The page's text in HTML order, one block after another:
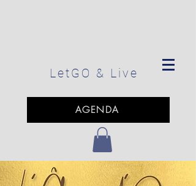
LetGO & Live
AGENDA